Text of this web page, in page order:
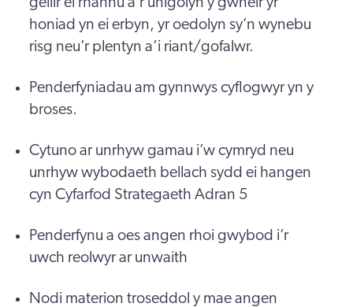
honiad yn ei erbyn, yr oedolyn sy’n wynebu
risg neu’r plentyn a’i riant/gofalwr.
Penderfyniadau am gynnwys cyflogwyr yn y
broses.
Cytuno ar unrhyw gamau i’w cymryd neu
unrhyw wybodaeth bellach sydd ei hangen
cyn Cyfarfod Strategaeth Adran 5
Penderfynu a oes angen rhoi gwybod i’r
uwch reolwyr ar unwaith
Nodi materion troseddol y mae angen